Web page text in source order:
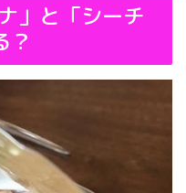
」と「シーチ
？